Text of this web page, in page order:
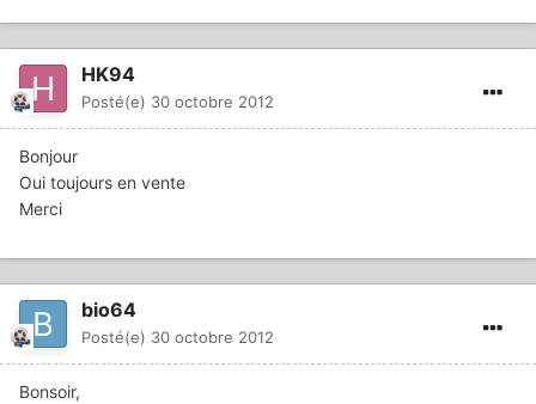
HK94
Posté(e) 30 octobre 2012
Bonjour
Oui toujours en vente
Merci
bio64
Posté(e) 30 octobre 2012
Bonsoir,